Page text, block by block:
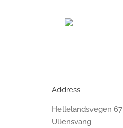
Address
Hellelandsvegen 67
Ullensvang